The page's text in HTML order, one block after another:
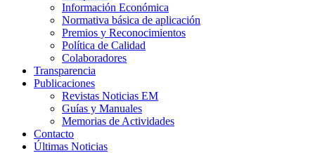
Información Económica
Normativa básica de aplicación
Premios y Reconocimientos
Política de Calidad
Colaboradores
Transparencia
Publicaciones
Revistas Noticias EM
Guías y Manuales
Memorias de Actividades
Contacto
Últimas Noticias